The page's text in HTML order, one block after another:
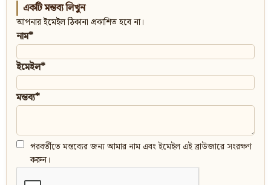
একটি মন্তব্য লিখুন
আপনার ইমেইল ঠিকানা প্রকাশিত হবে না।
নাম*
ইমেইল*
মন্তব্য*
পরবর্তীতে মন্তব্যের জন্য আমার নাম এবং ইমেইল এই ব্রাউজারে সংরক্ষণ
করুন।